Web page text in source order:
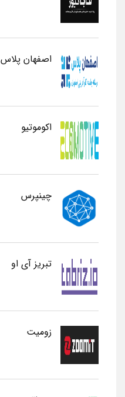
اصفهان پلاس
اکوموتیو
چینپرس
تبریز آی او
زومیت